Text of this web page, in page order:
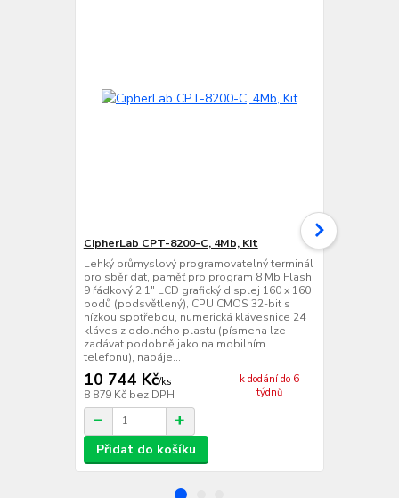
CipherLab CPT-8200-C, 4Mb, Kit
Lehký průmyslový programovatelný terminál
pro sběr dat, paměť pro program 8 Mb Flash,
9 řádkový 2.1" LCD grafický displej 160 x 160
bodů (podsvětlený), CPU CMOS 32-bit s
nízkou spotřebou, numerická klávesnice 24
kláves z odolného plastu (písmena lze
zadávat podobně jako na mobilním
telefonu), napáje...
10 744 Kč/ks
8 879 Kč bez DPH
k dodání do 6
týdnů
Přidat do košíku
CipherLab